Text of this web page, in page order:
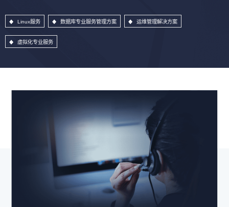
Linux服务 数据库专业服务管理方案 运维管理解决方案
虚拟化专业服务